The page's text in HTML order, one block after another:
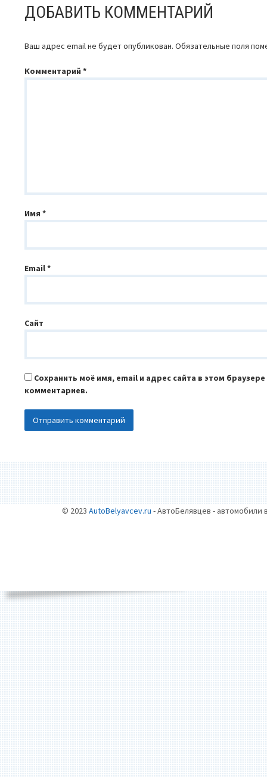
ДОБАВИТЬ КОММЕНТАРИЙ
Ваш адрес email не будет опубликован. Обязательные поля
Комментарий*
Имя*
Email*
Сайт
Сохранить моё имя, email и адрес сайта в этом
комментариев.
© 2023 AutoBelyavcev.ru - АвтоБелявцев - автомобили